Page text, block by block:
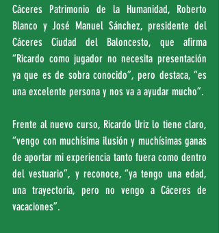
Cáceres Patrimonio de la Humanidad, Roberto
Blanco y José Manuel Sánchez, presidente del
Cáceres Ciudad del Baloncesto, que afirma
“Ricardo como jugador no necesita presentación
ya que es de sobra conocido”, pero destaca, “es
una excelente persona y nos va a ayudar mucho”.
Frente al nuevo curso, Ricardo Uriz lo tiene claro,
“vengo con muchísima ilusión y muchísimas ganas
de aportar mi experiencia tanto fuera como dentro
del vestuario”, y reconoce, “ya tengo una edad,
una trayectoria, pero no vengo a Cáceres de
vacaciones”.